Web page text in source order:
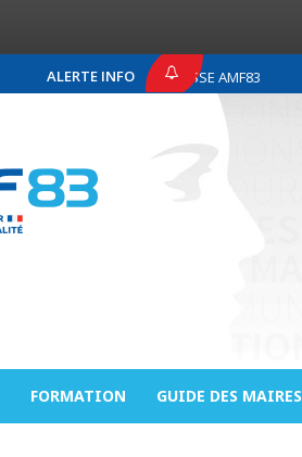
ALERTE INFO
COMMUNIQUÉ DE PRESSE AMF83
FORMATION GUIDE DES MAIRES